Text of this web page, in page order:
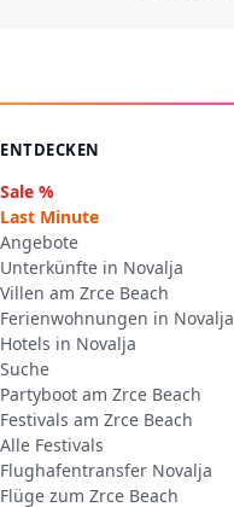
ENTDECKEN
Sale %
Last Minute
Angebote
Unterkünfte in Novalja
Villen am Zrce Beach
Ferienwohnungen in Novalja
Hotels in Novalja
Suche
Partyboot am Zrce Beach
Festivals am Zrce Beach
Alle Festivals
Flughafentransfer Novalja
Flüge zum Zrce Beach